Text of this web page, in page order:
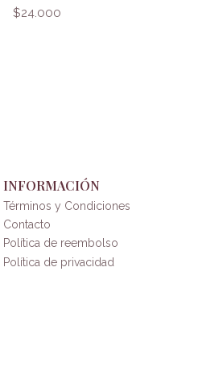
$24.000
INFORMACIÓN
Términos y Condiciones
Contacto
Política de reembolso
Política de privacidad